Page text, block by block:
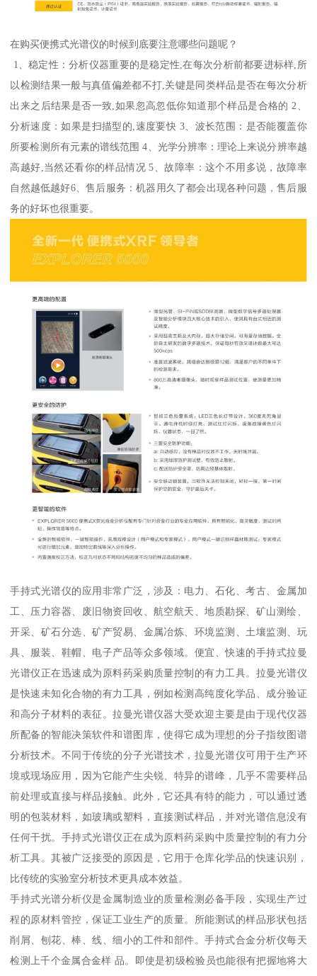
在购买便携式光谱仪的时候到底要注意哪些问题呢？
1、稳定性：分析仪器重要的是稳定性,在每次分析前都要进标样,所
以检测结果一般与真值偏差都不打,关键是同类样品是否在每次分析
出来之后结果是否一致,如果忽高忽低你知道那个样品是合格的 2、
分析速度：如果是扫描型的,速度要快 3、波长范围：是否能覆盖你
所要检测所有元素的谱线范围 4、光学分辨率：理论上来说分辨率越
高越好,当然还看你的样品情况 5、故障率：这个不用多说，故障率
自然越低越好6、售后服务：机器用久了都会出现各种问题，售后服
务的好坏也很重要。
手持式光谱仪的应用非常广泛，涉及：电力、石化、考古、金属加
工、压力容器、废旧物资回收、航空航天、地质勘探、矿山测绘、
开采、矿石分选、矿产贸易、金属冶炼、环境监测、土壤监测、玩
具、服装、鞋帽、电子产品等众多领域。便宜、快速的手持式拉曼
光谱仪正在迅速成为原料药采购质量控制的有力工具。拉曼光谱仪
是快速未知化合物的有力工具，例如检测高纯度化学品、成分验证
和高分子材料的表征。拉曼光谱仪器大受欢迎主要是由于现代仪器
所配备的智能决策软件和谱图库，使得它成为理想的分子指纹图谱
分析技术。不同于传统的分子光谱技术，拉曼光谱仪可用于生产环
境或现场应用，因为它能产生尖锐、特异的谱峰，几乎不需要样品
前处理或直接与样品接触。此外，它还具有特的能力，可以通过透
明的包装材料，如玻璃或塑料，直接测试样品，并对光谱信息没有
任何干扰。手持式光谱仪正在成为原料药采购中质量控制的有力分
析工具。其被广泛接受的原因是，它用于仓库化学品的快速识别，
比传统的实验室分析技术更具成本效益。
手持式光谱分析仪是金属制造业的质量检测必备手段，实现生产过
程的原材料管控，保证工业生产的质量。所能测试的样品形状包括
削屑、刨花、棒、线、细小的工件和部件。手持式合金分析仪每天
检测上千个金属合金样 品。即使是初级检验员也能很有把握地将大